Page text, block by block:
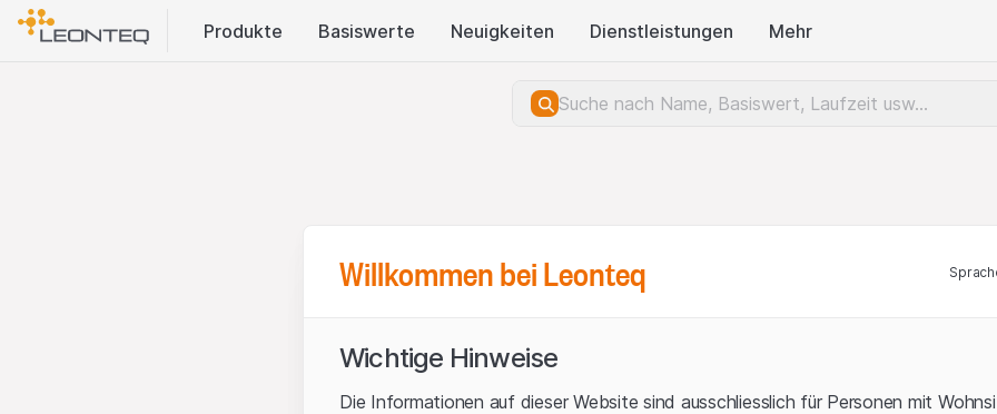
Produkte Basis​werte Neuigkeiten Dienstleistungen Mehr
Willkommen bei Leonteq
Wichtige Hinweise
Die Informationen auf dieser Website sind ausschliesslich für Personen mit